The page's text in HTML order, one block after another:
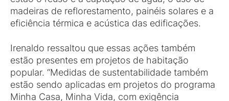
madeiras de reflorestamento, painéis solares e a
eficiência térmica e acústica das edificações.
Irenaldo ressaltou que essas ações também
estão presentes em projetos de habitação
popular. “Medidas de sustentabilidade também
estão sendo aplicadas em projetos do programa
Minha Casa, Minha Vida, com exigência